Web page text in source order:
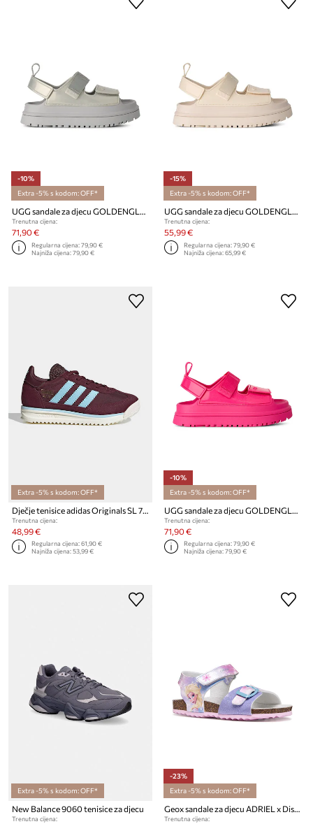
-10%
Extra -5% s kodom: OFF*
UGG sandale za djecu GOLDENGLOW GLOSSY SPARKLES
Trenutna cijena:
71,90 €
Regularna cijena:79,90 €
Najniža cijena:79,90 €
-15%
Extra -5% s kodom: OFF*
UGG sandale za djecu GOLDENGLOW GLOSSY SPARKLES
Trenutna cijena:
55,99 €
Regularna cijena:79,90 €
Najniža cijena:65,99 €
Extra -5% s kodom: OFF*
Trenutna cijena:
48,99 €
Regularna cijena:61,90 €
Najniža cijena:53,99 €
-10%
Extra -5% s kodom: OFF*
Trenutna cijena:
71,90 €
Regularna cijena:79,90 €
Najniža cijena:79,90 €
Extra -5% s kodom: OFF*
New Balance 9060 tenisice za djecu
Trenutna cijena:
-23%
Extra -5% s kodom: OFF*
Geox sandale za djecu ADRIEL x Disney Princess
Trenutna cijena: